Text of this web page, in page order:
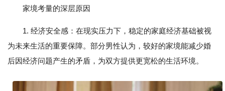
家境考量的深层原因
1. 经济安全感：在现实压力下，稳定的家庭经济基础被视
为未来生活的重要保障。部分男性认为，较好的家境能减少婚
后因经济问题产生的矛盾，为双方提供更宽松的生活环境。